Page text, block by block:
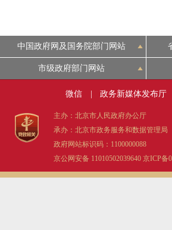
中国政府网及国务院部门网站
市级政府部门网站
微信 政务新媒体发布厅
主办：北京市人民政府办公厅
承办：北京市政务服务和数据管理局
政府网站标识码：1100000088
京公网安备 11010502039640 京ICP备